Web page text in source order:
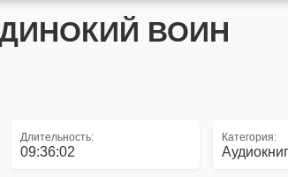
ВОИН
Длительность:
09:36:02
Категория: